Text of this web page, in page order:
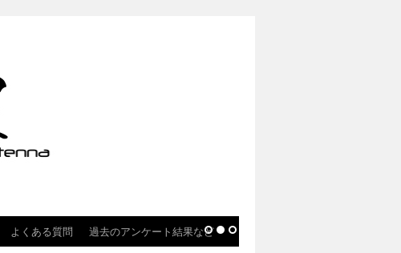
よくある質問 過去のアンケート結果など